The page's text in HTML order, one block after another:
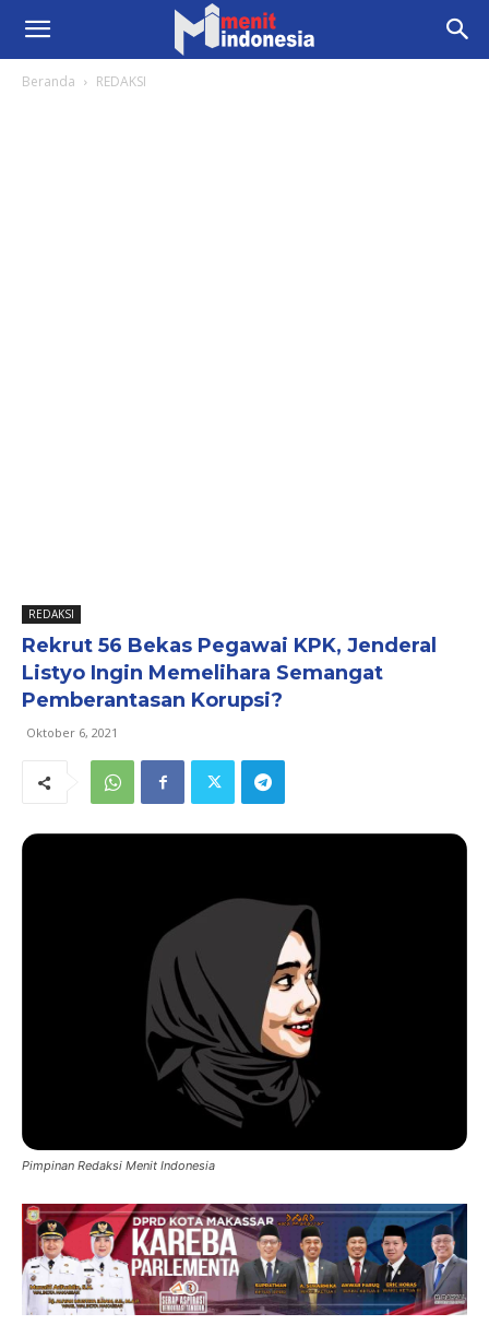
Beranda REDAKSI
REDAKSI
Rekrut 56 Bekas Pegawai KPK, Jenderal
Listyo Ingin Memelihara Semangat
Pemberantasan Korupsi?
Oktober 6, 2021
Pimpinan Redaksi Menit Indonesia